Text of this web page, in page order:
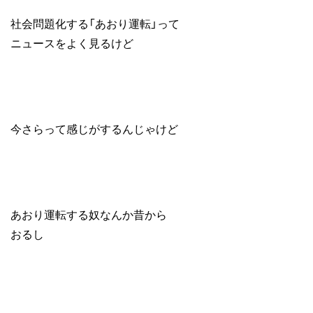
社会問題化する「あおり運転」って
ニュースをよく見るけど
今さらって感じがするんじゃけど
あおり運転する奴なんか昔から
おるし